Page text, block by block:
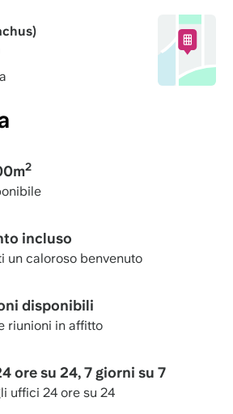
2
incluso
un caloroso benvenuto
disponibili
riunioni in affitto
ore su 24, 7 giorni su 7
uffici 24 ore su 24